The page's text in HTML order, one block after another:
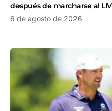
después de marcharse al
6 de agosto de 2026